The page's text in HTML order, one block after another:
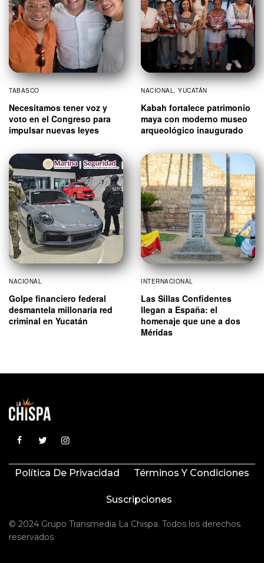
TABASCO
Necesitamos tener voz y
voto en el Congreso para
impulsar nuevas leyes
NACIONAL YUCATÁN
Kabah fortalece patrimonio
maya con moderno museo
arqueológico inaugurado
NACIONAL
Golpe financiero federal
desmantela millonaria red
criminal en Yucatán
INTERNACIONAL
Las Sillas Confidentes
llegan a España: el
homenaje que une a dos
Méridas
Política De Privacidad Términos Y Condiciones
Suscripciones
© 2024 Grupo Transmedia La Chispa. Todos los derechos
reservados